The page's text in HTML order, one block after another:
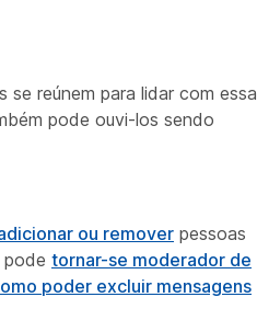
reúnem para lidar com essa
pode ouvi-los sendo
ou remover pessoas
tornar-se moderador de
poder excluir mensagens